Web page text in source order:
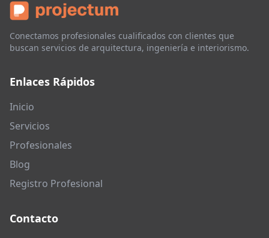
Conectamos profesionales cualificados con clientes que
buscan servicios de arquitectura, ingeniería e interiorismo.
Enlaces Rápidos
Inicio
Servicios
Profesionales
Blog
Registro Profesional
Contacto